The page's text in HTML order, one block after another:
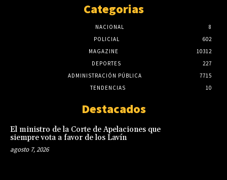
Categorias
NACIONAL
8
POLICIAL
602
MAGAZINE
10312
DEPORTES
227
ADMINISTRACIÓN PÚBLICA
7715
TENDENCIAS
10
Destacados
El ministro de la Corte de Apelaciones que
siempre vota a favor de los Lavín
agosto 7, 2026